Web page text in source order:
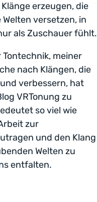
erzeugen, die
versetzen, in
als Zuschauer fühlt.
meiner
nach Klängen, die
verbessern, hat
VRTonung zu
so viel wie
zur
und den Klang
Welten zu
entfalten.